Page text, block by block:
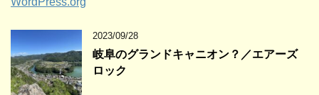
2023/09/28
岐阜のグランドキャニオン？／エアーズ
ロック